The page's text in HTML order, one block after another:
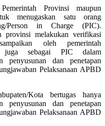
Provinsi maupun
menugaskan satu orang
Person in Charge (PIC).
provinsi melakukan verifikasi
oleh pemerintah
juga sebagai PIC dalam
penyusunan dan penetapan
Pelaksanaan APBD
Kota bertugas hanya
penyusunan dan penetapan
Pelaksanaan APBD